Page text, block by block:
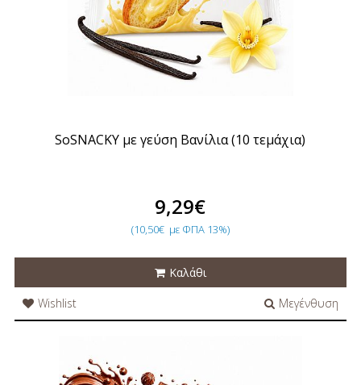
SoSNACKY με γεύση Βανίλια (10 τεμάχια)
9,29€
(10,50€ με ΦΠΑ 13%)
Καλάθι
Wishlist
Μεγένθυση